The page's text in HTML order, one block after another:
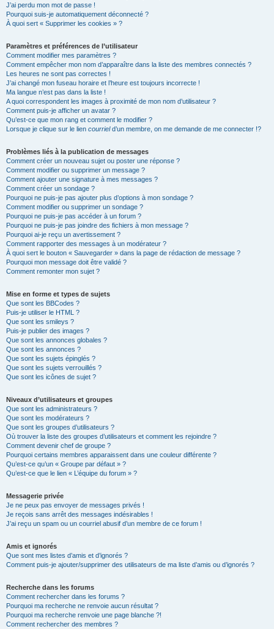
J’ai perdu mon mot de passe !
Pourquoi suis-je automatiquement déconnecté ?
À quoi sert « Supprimer les cookies » ?
Paramètres et préférences de l’utilisateur
Comment modifier mes paramètres ?
Comment empêcher mon nom d’apparaître dans la liste des membres connectés ?
Les heures ne sont pas correctes !
J’ai changé mon fuseau horaire et l’heure est toujours incorrecte !
Ma langue n’est pas dans la liste !
A quoi correspondent les images à proximité de mon nom d’utilisateur ?
Comment puis-je afficher un avatar ?
Qu’est-ce que mon rang et comment le modifier ?
Lorsque je clique sur le lien courrield’un membre, on me demande de me connecter !?
Problèmes liés à la publication de messages
Comment créer un nouveau sujet ou poster une réponse ?
Comment modifier ou supprimer un message ?
Comment ajouter une signature à mes messages ?
Comment créer un sondage ?
Pourquoi ne puis-je pas ajouter plus d’options à mon sondage ?
Comment modifier ou supprimer un sondage ?
Pourquoi ne puis-je pas accéder à un forum ?
Pourquoi ne puis-je pas joindre des fichiers à mon message ?
Pourquoi ai-je reçu un avertissement ?
Comment rapporter des messages à un modérateur ?
À quoi sert le bouton « Sauvegarder » dans la page de rédaction de message ?
Pourquoi mon message doit être validé ?
Comment remonter mon sujet ?
Mise en forme et types de sujets
Que sont les BBCodes ?
Puis-je utiliser le HTML ?
Que sont les smileys ?
Puis-je publier des images ?
Que sont les annonces globales ?
Que sont les annonces ?
Que sont les sujets épinglés ?
Que sont les sujets verrouillés ?
Que sont les icônes de sujet ?
Niveaux d’utilisateurs et groupes
Que sont les administrateurs ?
Que sont les modérateurs ?
Que sont les groupes d’utilisateurs ?
Où trouver la liste des groupes d’utilisateurs et comment les rejoindre ?
Comment devenir chef de groupe ?
Pourquoi certains membres apparaissent dans une couleur différente ?
Qu’est-ce qu’un « Groupe par défaut » ?
Qu’est-ce que le lien « L’équipe du forum » ?
Messagerie privée
Je ne peux pas envoyer de messages privés !
Je reçois sans arrêt des messages indésirables !
J’ai reçu un spam ou un courriel abusif d’un membre de ce forum !
Amis et ignorés
Que sont mes listes d’amis et d’ignorés ?
Comment puis-je ajouter/supprimer des utilisateurs de ma liste d’amis ou d’ignorés ?
Recherche dans les forums
Comment rechercher dans les forums ?
Pourquoi ma recherche ne renvoie aucun résultat ?
Pourquoi ma recherche renvoie une page blanche ?!
Comment rechercher des membres ?